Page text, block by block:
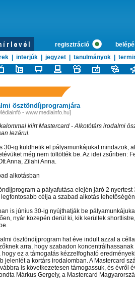
regisztráció
interjúk jegyzet tanulmányok
ösztöndíjprogramjára
- www.mediainfo.hu]
kiírt Mastercard - Alkotótárs irodalmi
lezárul.
30-ig küldhetik el pályamunkájukat mindazok,
még nem töltötték be. Az idei zsűriben:
Anna, Zilahi Anna.
alkotásban
a pályafutása elején járó 2
célja a szabad alkotás
is június 30-ig nyújthatják be
nyár közepén derül ki, kik kerültek
ösztöndíjprogram hat éve indult azzal a
arra, hogy szabadon
ez a támogatás kézzelfogható
jelenlét a kortárs irodalomban. A Mastercard
is következetesen támogassuk, és évről
Márkus Gergely, a Mastercard